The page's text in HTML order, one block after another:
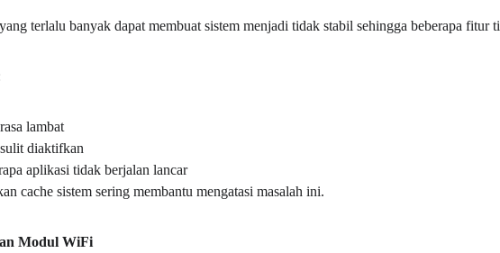
terlalu banyak dapat membuat sistem menjadi tidak stabil sehingga beberapa fitur
lambat
diaktifkan
aplikasi tidak berjalan lancar
cache sistem sering membantu mengatasi masalah ini.
Modul WiFi